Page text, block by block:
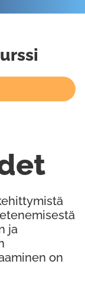
ja
on